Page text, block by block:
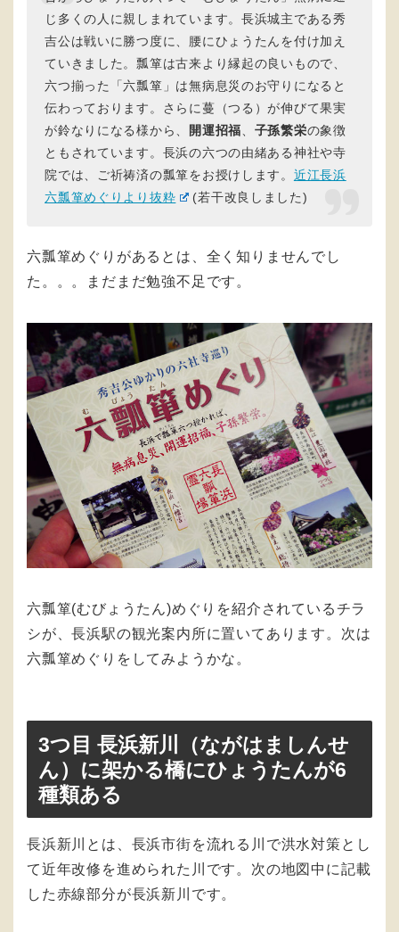
じ多くの人に親しまれています。長浜城主である秀
吉公は戦いに勝つ度に、腰にひょうたんを付け加え
ていきました。瓢箪は古来より縁起の良いもので、
六つ揃った「六瓢箪」は無病息災のお守りになると
伝わっております。さらに蔓（つる）が伸びて果実
が鈴なりになる様から、 開運招福 子孫繁栄の象徴
ともされています。長浜の六つの由緒ある神社や寺
院では、ご祈祷済の瓢箪をお授けします。 近江長浜
六瓢箪めぐりより抜粋
(若干改良しました)
六瓢箪めぐりがあるとは、全く知りませんでし
た。。。まだまだ勉強不足です。
六瓢箪(むびょうたん)めぐりを紹介されているチラ
シが、長浜駅の観光案内所に置いてあります。次は
六瓢箪めぐりをしてみようかな。
3つ目 長浜新川（ながはましんせ
ん）に架かる橋にひょうたんが6
種類ある
長浜新川とは、長浜市街を流れる川で洪水対策とし
て近年改修を進められた川です。次の地図中に記載
した赤線部分が長浜新川です。